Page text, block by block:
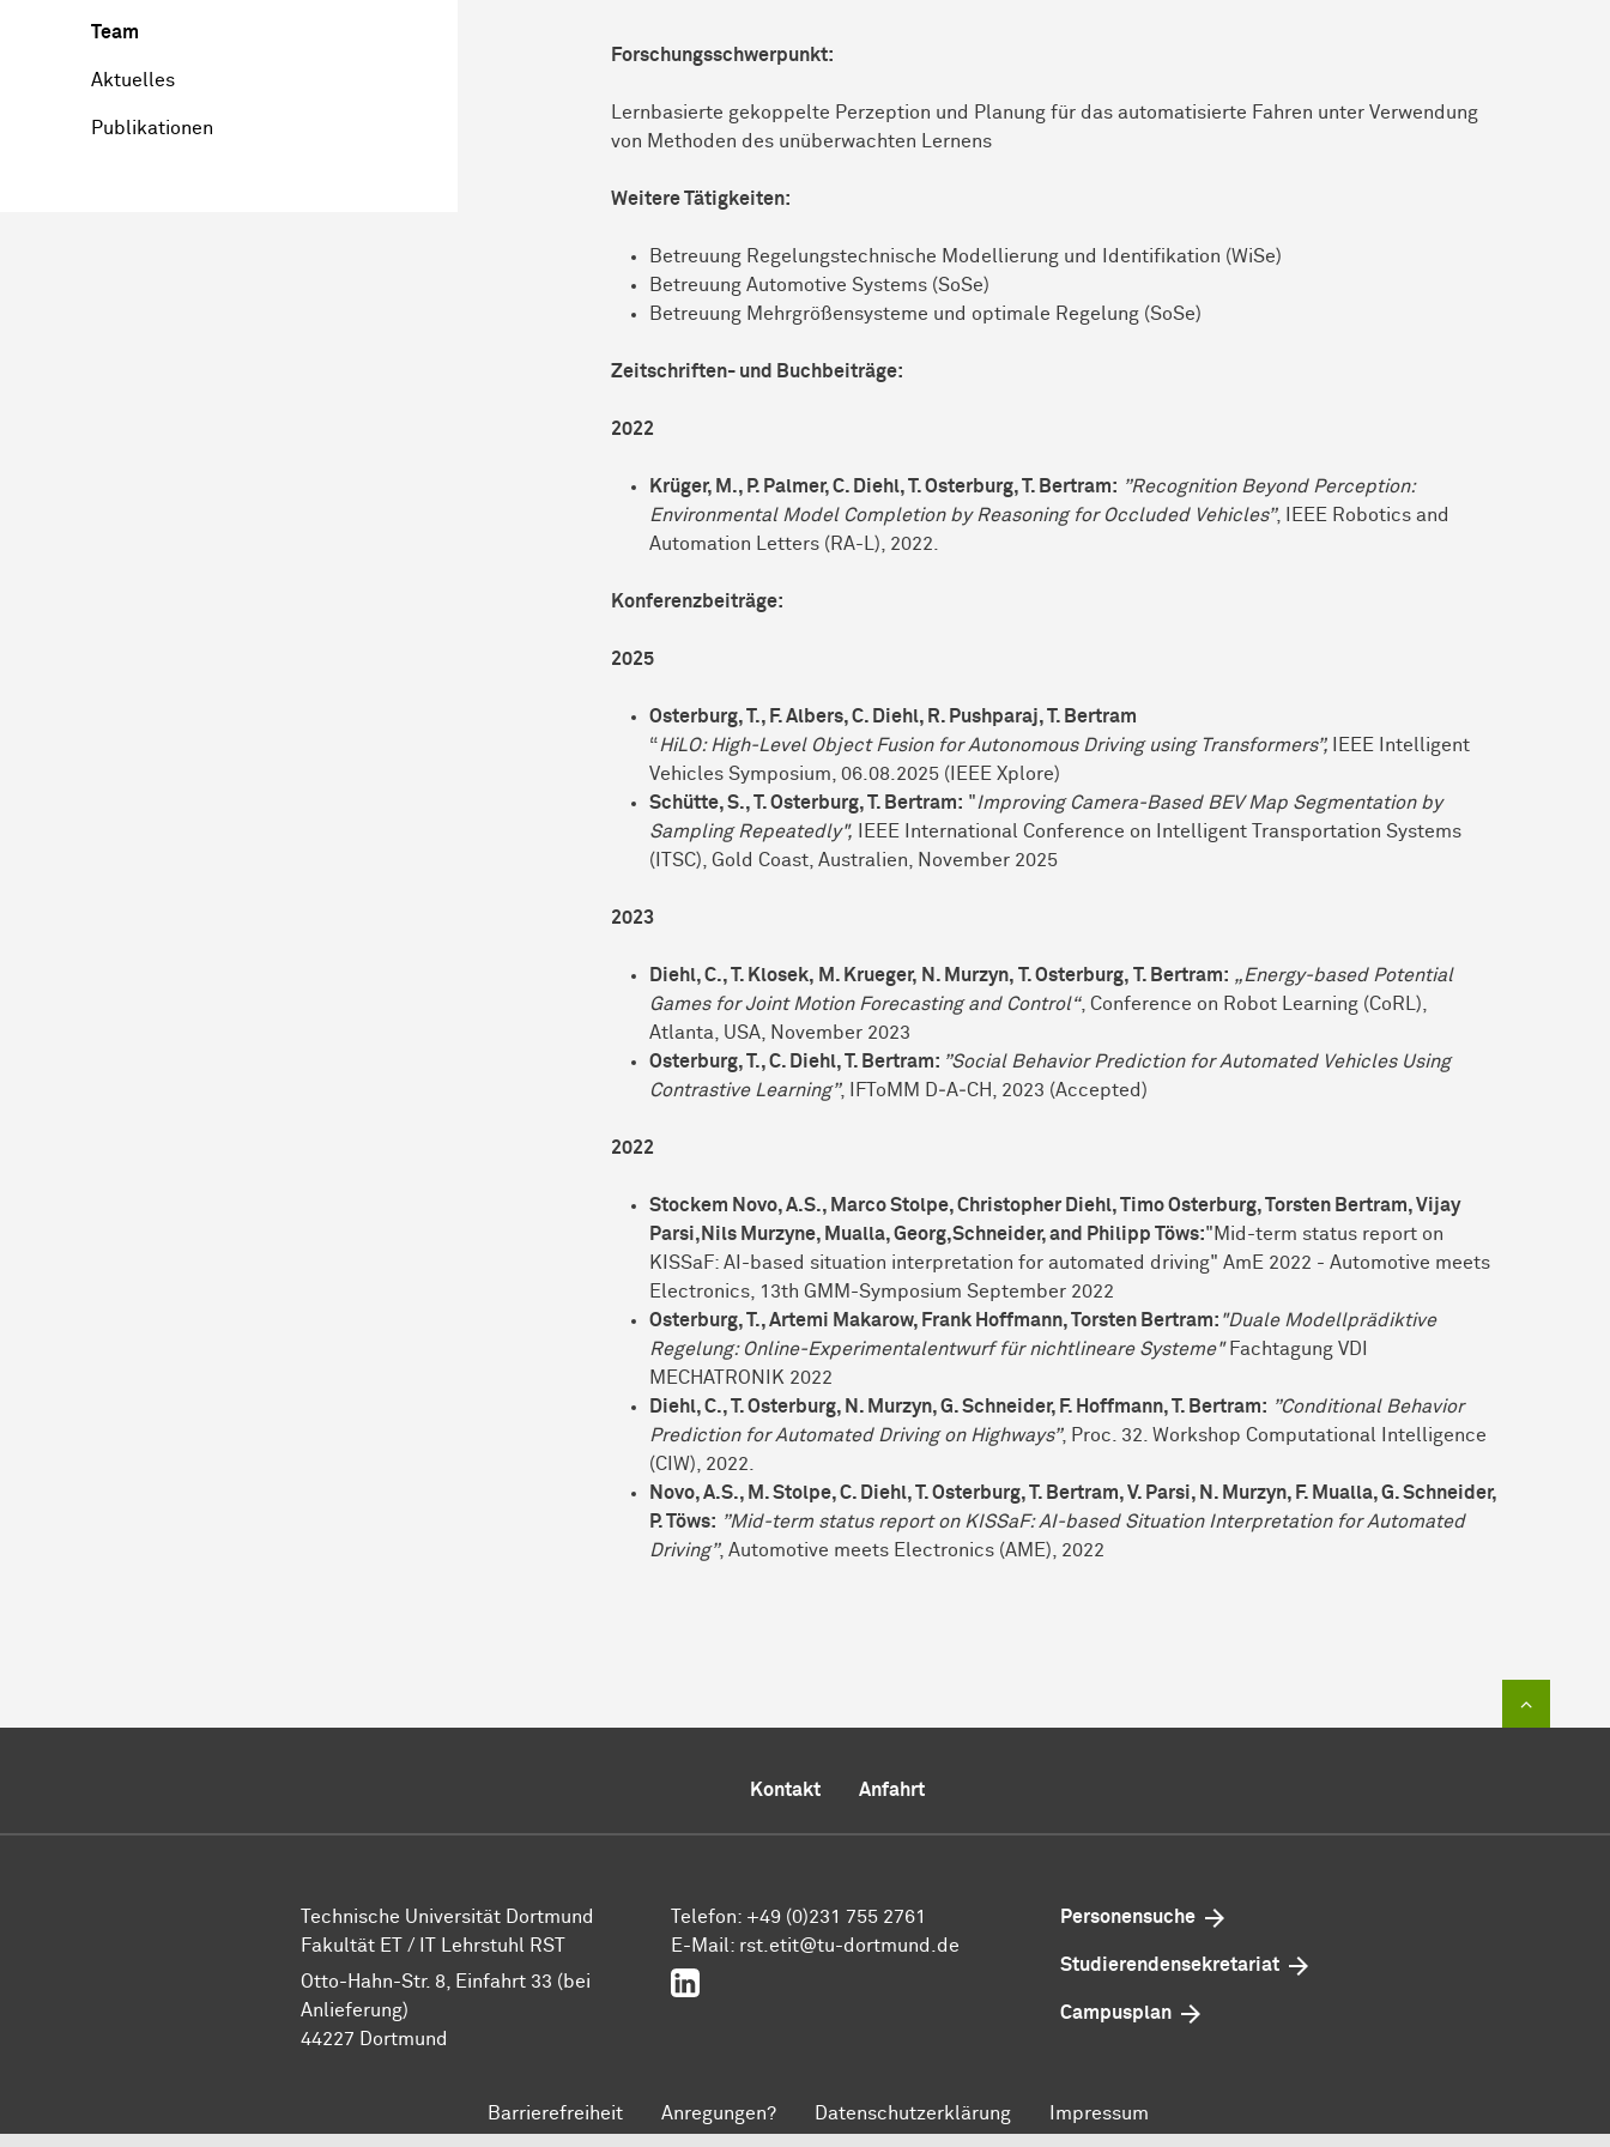
Team
Aktuelles
Publikationen
Forschungsschwerpunkt:
Lernbasierte gekoppelte Perzeption und Planung für das automatisierte Fahren unter Verwendung
von Methoden des unüberwachten Lernens
Weitere Tätigkeiten:
Betreuung Regelungstechnische Modellierung und Identifikation (WiSe)
Betreuung Automotive Systems (SoSe)
Betreuung Mehrgrößensysteme und optimale Regelung (SoSe)
Zeitschriften- und Buchbeiträge:
2022
Krüger, M., P. Palmer, C. Diehl, T. Osterburg, T. Bertram: ”Recognition Beyond Perception:
Environmental Model Completion by Reasoning for Occluded Vehicles”, IEEE Robotics and
Automation Letters (RA-L), 2022.
Konferenzbeiträge:
2025
Osterburg, T., F. Albers, C. Diehl, R. Pushparaj, T. Bertram
“HiLO: High-Level Object Fusion for Autonomous Driving using Transformers”,
IEEE Intelligent
Vehicles Symposium, 06.08.2025 (IEEE Xplore)
Schütte, S., T. Osterburg, T. Bertram: "Improving Camera-Based BEV Map Segmentation by
Sampling Repeatedly", IEEE International Conference on Intelligent Transportation Systems
(ITSC), Gold Coast, Australien, November 2025
2023
Diehl, C., T. Klosek, M. Krueger, N. Murzyn, T. Osterburg, T. Bertram: „Energy-based Potential
Games for Joint Motion Forecasting and Control“, Conference on Robot Learning (CoRL),
Atlanta, USA, November 2023
Osterburg, T., C. Diehl, T. Bertram: ”Social Behavior Prediction for Automated Vehicles Using
Contrastive Learning”, IFToMM D‑A‑CH, 2023 (Accepted)
2022
Stockem Novo, A.S., Marco Stolpe, Christopher Diehl, Timo Osterburg, Torsten Bertram, Vijay
Parsi,Nils Murzyne, Mualla, Georg,Schneider, and Philipp Töws:"Mid-term status report on
KISSaF: AI-based situation interpretation for automated driving" AmE 2022 - Automotive meets
Electronics, 13th GMM-Symposium September 2022
Osterburg, T., Artemi Makarow, Frank Hoffmann, Torsten Bertram: "Duale Modellprädiktive
Regelung: Online-Experimentalentwurf für nichtlineare Systeme" Fachtagung VDI
MECHATRONIK 2022
Diehl, C., T. Osterburg, N. Murzyn, G. Schneider, F. Hoffmann, T. Bertram: ”Conditional Behavior
Prediction for Automated Driving on Highways”, Proc. 32. Workshop Computational Intelligence
(CIW), 2022.
Novo, A.S., M. Stolpe, C. Diehl, T. Osterburg, T. Bertram, V. Parsi, N. Murzyn, F. Mualla, G. Schneider,
P. Töws: ”Mid‑term status report on KISSaF: AI‑based Situation Interpretation for Automated
Driving”, Automotive meets Electronics (AME), 2022
Kontakt Anfahrt
Technische Universität Dortmund
Fakultät ET / IT Lehrstuhl RST
Otto-Hahn-Str. 8, Einfahrt 33 (bei
Anlieferung)
44227 Dortmund
Telefon: +49 (0)231 755 2761
E-Mail: rst.etit@tu-dortmund.de
Personensuche
Studierenden­sekretariat
Campusplan
Barrierefreiheit Anregungen? Datenschutzerklärung
Impressum